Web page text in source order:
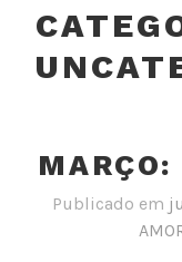
Publicado em